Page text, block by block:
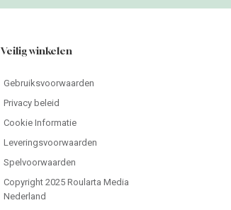
Veilig winkelen
Gebruiksvoorwaarden
Privacy beleid
Cookie Informatie
Leveringsvoorwaarden
Spelvoorwaarden
Copyright 2025 Roularta Media
Nederland